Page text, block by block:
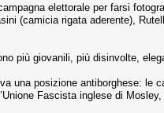
elettorale per farsi
(camicia rigata aderente),
più giovanili, più disinvolte,
una posizione antiborghese:
Fascista inglese di